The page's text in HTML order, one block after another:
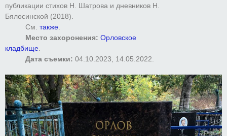
публикации стихов Н. Шатрова и дневников Н.
Бялосинской (2018).
См. также.
Место захоронения: Орловское
кладбище.
Дата съемки: 04.10.2023, 14.05.2022.